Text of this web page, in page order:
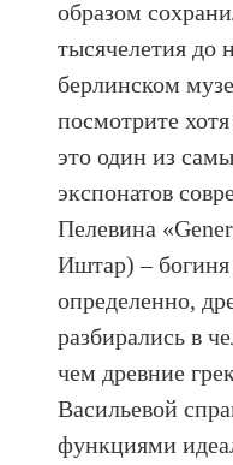
образом
тысячелетия до
берлинском
посмотрите
это один из
экспонатов
Пелевина
Иштар) –
определенно,
разбирались в
чем древние
Васильевой
функциями